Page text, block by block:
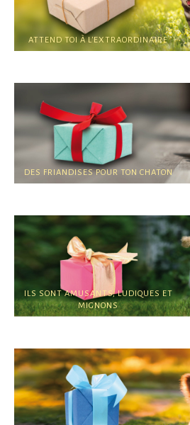
ATTEND TOI À L'EXTRAORDINAIRE
DES FRIANDISES POUR TON CHATON
ILS SONT AMUSANTS, LUDIQUES ET
MIGNONS